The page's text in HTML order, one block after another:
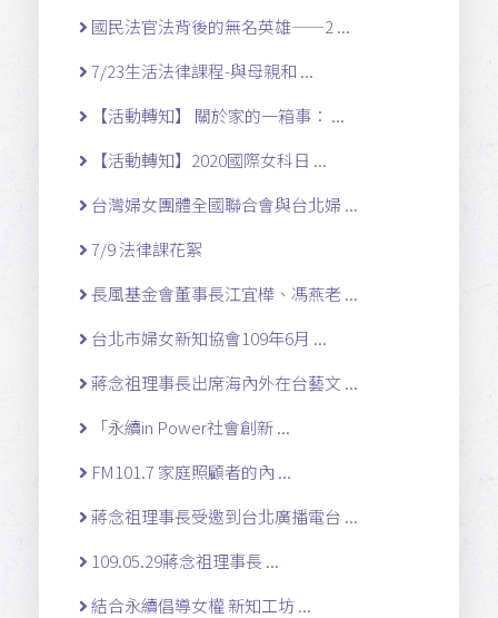
國民法官法背後的無名英雄——2 ...
7/23生活法律課程-與母親和 ...
【活動轉知】 關於家的一箱事： ...
【活動轉知】2020國際女科日 ...
台灣婦女團體全國聯合會與台北婦 ...
7/9 法律課花絮
長風基金會董事長江宜樺、馮燕老 ...
台北市婦女新知協會109年6月 ...
蔣念祖理事長出席海內外在台藝文 ...
「永續in Power社會創新 ...
FM101.7 家庭照顧者的內 ...
蔣念祖理事長受邀到台北廣播電台 ...
109.05.29蔣念祖理事長 ...
結合永續倡導女權 新知工坊 ...